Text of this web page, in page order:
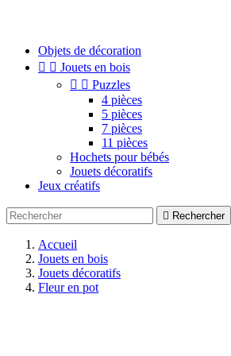
Objets de décoration
  Jouets en bois
  Puzzles
4 pièces
5 pièces
7 pièces
11 pièces
Hochets pour bébés
Jouets décoratifs
Jeux créatifs
 Rechercher
Accueil
Jouets en bois
Jouets décoratifs
Fleur en pot